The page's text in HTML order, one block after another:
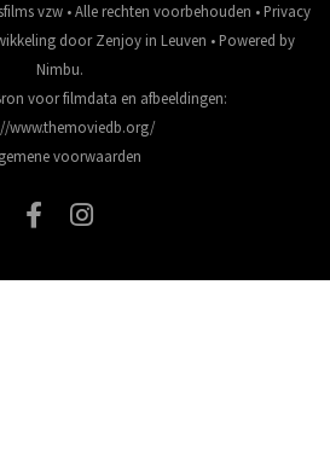
vzw • Alle rechten voorbehouden • Privacy
doorZenjoy in Leuven • Powered by
Nimbu.
voor filmdata en afbeeldingen:
www.themoviedb.org/
voorwaarden